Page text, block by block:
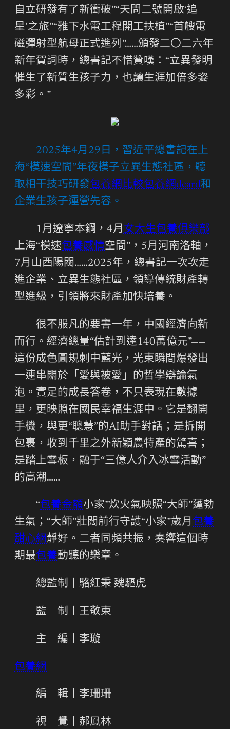
自立研發有了新衝破”“天問二號開啟‘追
星’之旅”“雅下水電工程開工扶植”“首艘電
磁彈射型航母正式進列”……頒發二〇二六年
新年賀詞時，總書記不惜贊嘆：“立異發明
催生了新質生孩子力，也讓生涯加倍多姿
多彩。”
2025年4月29日，習近平總書記在上
海“模速空間”年夜模子立異生態社區，聽
取相干技巧研發包養網比較包養網dcard和
企業生孩子運營先容。
1月遼寧本鋼，4月 女大生包養俱樂部
上海“模速包養感情空間”，5月河南洛軸，
7月山西陽閥……2025年，總書記一次次走
進企業、立異生態社區，領導傳統財產轉
型進級，引領將來財產加快培養。
很不服凡的要害一年，中國經濟向新
而行。經濟總量“估計到達140萬億元”——
這份成色圓規刺中藍光，光束瞬間爆發出
一連串關於「愛與被愛」的哲學辯論氣
泡。實足的成長答卷，不只表現在數據
里，更映照在國民幸福生涯中。它是翻開
手機，與更“聰慧”的AI助手對話；是拆開
包裹，收到千里之外新穎農特產的驚喜；
是踏上雪板，融于“三億人介入冰雪活動”
的高潮……
“包養金額小家”炊火氣映照“大師”蓬勃
生氣；“大師”壯闊前行守護“小家”歲月 包養
甜心網靜好。二者同頻共振，奏響這個時
期最包養動聽的樂章。
總監制丨駱紅秉 魏驅虎
監 制丨王敬東
主 編丨李璇
包養網
編 輯丨李珊珊
視 覺丨郝鳳林